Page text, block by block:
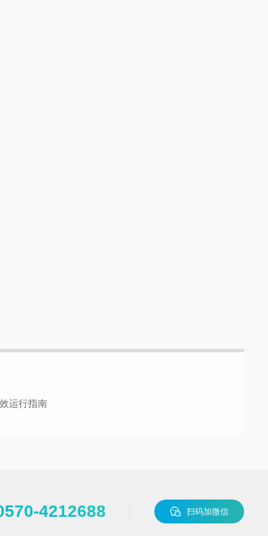
运行指南
扫码加微信
4212688